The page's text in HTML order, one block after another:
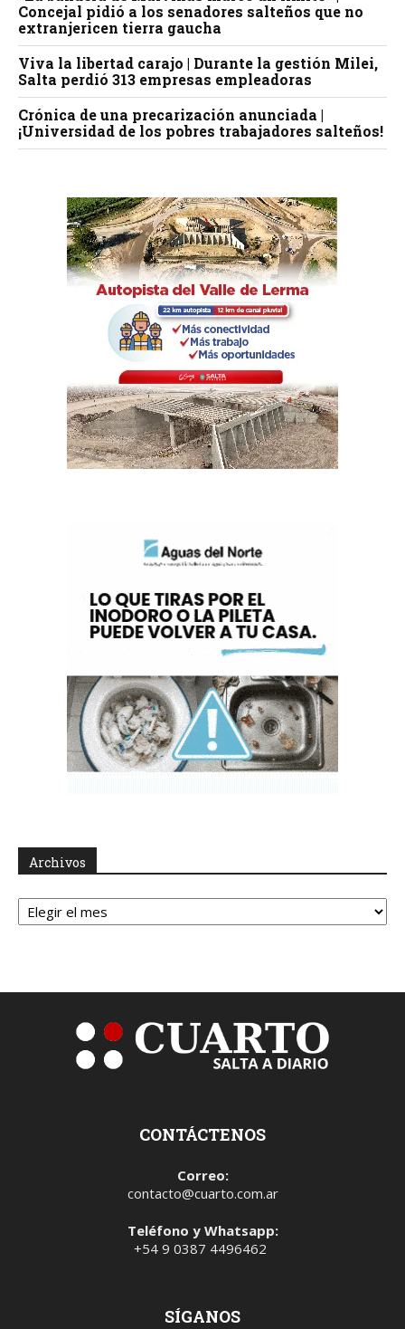
Concejal pidió a los senadores salteños que no
extranjericen tierra gaucha
Viva la libertad carajo | Durante la gestión Milei,
Salta perdió 313 empresas empleadoras
Crónica de una precarización anunciada |
¡Universidad de los pobres trabajadores salteños!
Archivos
Archivos
CONTÁCTENOS
Correo:
contacto@cuarto.com.ar
Teléfono y Whatsapp:
+54 9 0387 4496462
SÍGANOS